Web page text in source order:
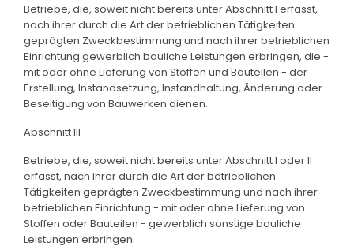
Betriebe, die, soweit nicht bereits unter Abschnitt I erfasst,
nach ihrer durch die Art der betrieblichen Tätigkeiten
geprägten Zweckbestimmung und nach ihrer betrieblichen
Einrichtung gewerblich bauliche Leistungen erbringen, die -
mit oder ohne Lieferung von Stoffen und Bauteilen - der
Erstellung, Instandsetzung, Instandhaltung, Änderung oder
Beseitigung von Bauwerken dienen.
Abschnitt III
Betriebe, die, soweit nicht bereits unter Abschnitt I oder II
erfasst, nach ihrer durch die Art der betrieblichen
Tätigkeiten geprägten Zweckbestimmung und nach ihrer
betrieblichen Einrichtung - mit oder ohne Lieferung von
Stoffen oder Bauteilen - gewerblich sonstige bauliche
Leistungen erbringen.